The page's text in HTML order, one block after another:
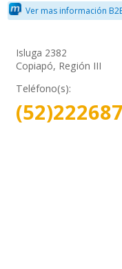
Ver mas información
Isluga 2382
Copiapó, Región III
Teléfono(s):